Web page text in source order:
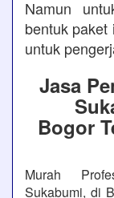
Namun
bentuk
untuk
Jasa
Bogor
Murah
Sukabumi, di